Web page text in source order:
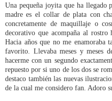
Una pequeña joyita que ha llegado
madre es el collar de plata con
concretamente de maquillaje o
decorativo que acompaña al rostro
Hacia años que no me enamoraba
favorito. Llevaba meses y meses
hacerme con un segundo
repuesto por si uno de los dos se
destaco también las nuevas
de la cual me considero fan. Adoro